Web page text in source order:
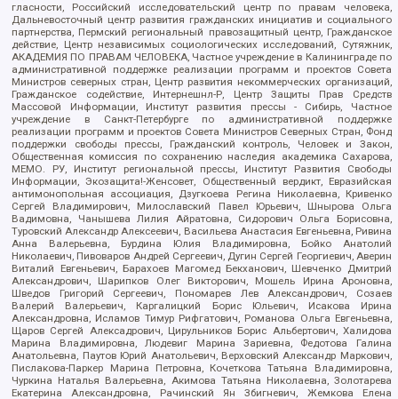
гласности, Российский исследовательский центр по правам человека,
Дальневосточный центр развития гражданских инициатив и социального
партнерства, Пермский региональный правозащитный центр, Гражданское
действие, Центр независимых социологических исследований, Сутяжник,
АКАДЕМИЯ ПО ПРАВАМ ЧЕЛОВЕКА, Частное учреждение в Калининграде по
административной поддержке реализации программ и проектов Совета
Министров северных стран, Центр развития некоммерческих организаций,
Гражданское содействие, Интернешнл-Р, Центр Защиты Прав Средств
Массовой Информации, Институт развития прессы - Сибирь, Частное
учреждение в Санкт-Петербурге по административной поддержке
реализации программ и проектов Совета Министров Северных Стран, Фонд
поддержки свободы прессы, Гражданский контроль, Человек и Закон,
Общественная комиссия по сохранению наследия академика Сахарова,
МЕМО. РУ, Институт региональной прессы, Институт Развития Свободы
Информации, Экозащита!-Женсовет, Общественный вердикт, Евразийская
антимонопольная ассоциация, Дзугкоева Регина Николаевна, Кривенко
Сергей Владимирович, Милославский Павел Юрьевич, Шнырова Ольга
Вадимовна, Чанышева Лилия Айратовна, Сидорович Ольга Борисовна,
Туровский Александр Алексеевич, Васильева Анастасия Евгеньевна, Ривина
Анна Валерьевна, Бурдина Юлия Владимировна, Бойко Анатолий
Николаевич, Пивоваров Андрей Сергеевич, Дугин Сергей Георгиевич, Аверин
Виталий Евгеньевич, Барахоев Магомед Бекханович, Шевченко Дмитрий
Александрович, Шарипков Олег Викторович, Мошель Ирина Ароновна,
Шведов Григорий Сергеевич, Пономарев Лев Александрович, Созаев
Валерий Валерьевич, Каргалицкий Борис Юльевич, Исакова Ирина
Александровна, Исламов Тимур Рифгатович, Романова Ольга Евгеньевна,
Щаров Сергей Алексадрович, Цирульников Борис Альбертович, Халидова
Марина Владимировна, Людевиг Марина Зариевна, Федотова Галина
Анатольевна, Паутов Юрий Анатольевич, Верховский Александр Маркович,
Пислакова-Паркер Марина Петровна, Кочеткова Татьяна Владимировна,
Чуркина Наталья Валерьевна, Акимова Татьяна Николаевна, Золотарева
Екатерина Александровна, Рачинский Ян Збигневич, Жемкова Елена